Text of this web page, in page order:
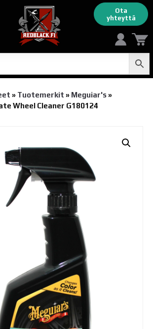
Ota
yhteyttä
» Tuotemerkit » Meguiar's»
Wheel Cleaner G180124